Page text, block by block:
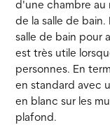
d'une chambre au
de la salle de
salle de bain pour
est très utile
personnes. En
en standard avec
en blanc sur les
plafond.